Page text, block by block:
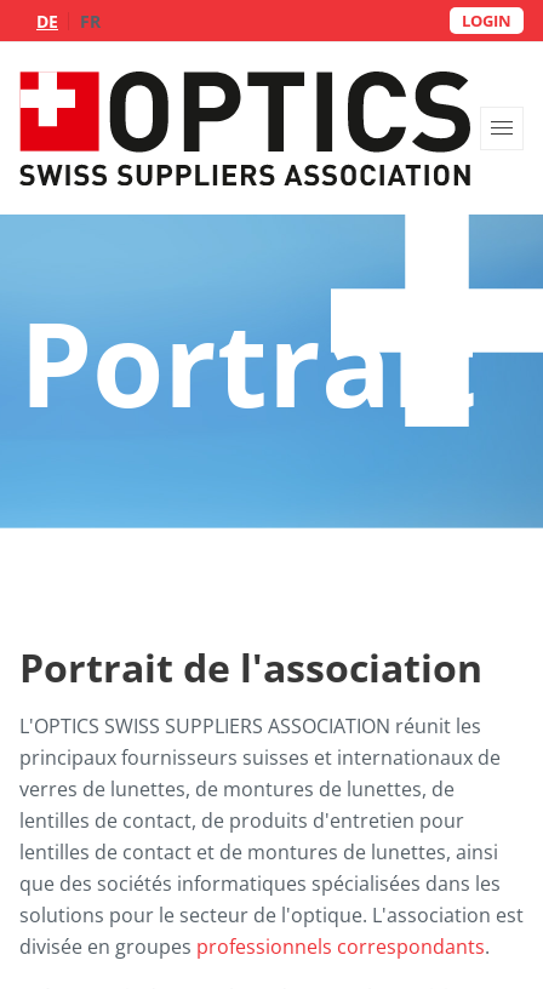
DE FR LOGIN
Service de livraison
FAQs
Devenez membre
Portrait
Portrait de l'association
L'OPTICS SWISS SUPPLIERS ASSOCIATION réunit les
principaux fournisseurs suisses et internationaux de
verres de lunettes, de montures de lunettes, de
lentilles de contact, de produits d'entretien pour
lentilles de contact et de montures de lunettes, ainsi
que des sociétés informatiques spécialisées dans les
solutions pour le secteur de l'optique. L'association est
divisée en groupes professionnels correspondants.